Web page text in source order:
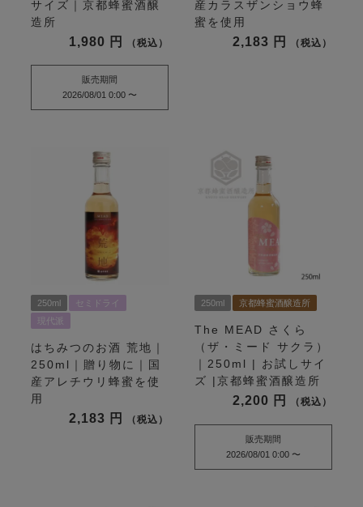
サイズ｜京都蜂蜜酒醸
造所
1,980 税込
販売期間
2026/08/01 0:00 〜
産カラスザンショウ蜂
蜜を使用
2,183 税込
250ml
セミドライ
現代派
はちみつのお酒 荒地｜
250ml｜贈り物に｜国
産アレチウリ蜂蜜を使
用
2,183 税込
250ml 京都蜂蜜酒醸造所
The MEAD さくら
（ザ・ミード サクラ）
｜250ml | お試しサイ
ズ |京都蜂蜜酒醸造所
2,200 税込
販売期間
2026/08/01 0:00 〜